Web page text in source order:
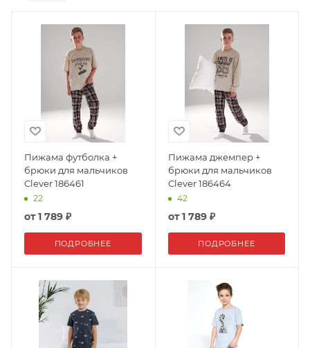
Пижама футболка +
брюки для мальчиков
Clever 186461
22
от1 789 ₽
ПОДРОБНЕЕ
Пижама джемпер +
брюки для мальчиков
Clever 186464
42
от1 789 ₽
ПОДРОБНЕЕ